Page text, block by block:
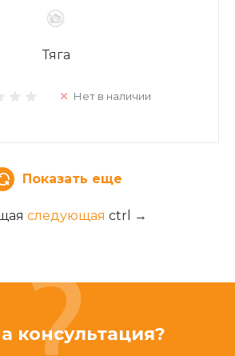
Тяга
Нет в наличии
Показать еще
следующая ctrl
→
консультация?